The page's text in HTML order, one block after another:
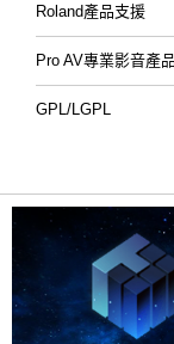
Roland產品支援
Pro AV專業影音產
GPL/LGPL